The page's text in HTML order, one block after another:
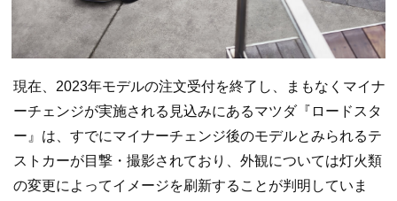
現在、2023年モデルの注文受付を終了し、まもなくマイナ
ーチェンジが実施される見込みにあるマツダ『ロードスタ
ー』は、すでにマイナーチェンジ後のモデルとみられるテ
ストカーが目撃・撮影されており、外観については灯火類
の変更によってイメージを刷新することが判明していま